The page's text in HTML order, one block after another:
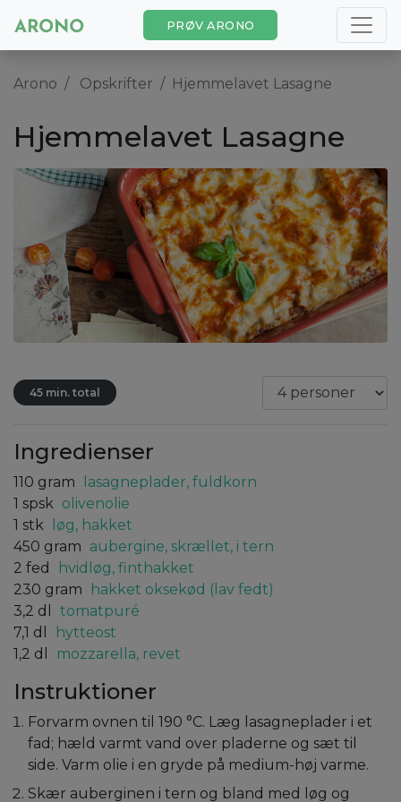
PRØV ARONO
Arono Opskrifter Hjemmelavet Lasagne
Hjemmelavet Lasagne
45 min. total
Ingredienser
110 gram
lasagneplader, fuldkorn
1 spsk olivenolie
1 stk
løg, hakket
450 gram aubergine, skrællet, i tern
2 fed
hvidløg, finthakket
230 gram
hakket oksekød (lav fedt)
3,2 dl
tomatpuré
7,1 dl
hytteost
1,2 dl mozzarella, revet
Instruktioner
Forvarm ovnen til 190 °C. Læg lasagneplader i et
fad; hæld varmt vand over pladerne og sæt til
side. Varm olie i en gryde på medium-høj varme.
Skær auberginen i tern og bland med løg og